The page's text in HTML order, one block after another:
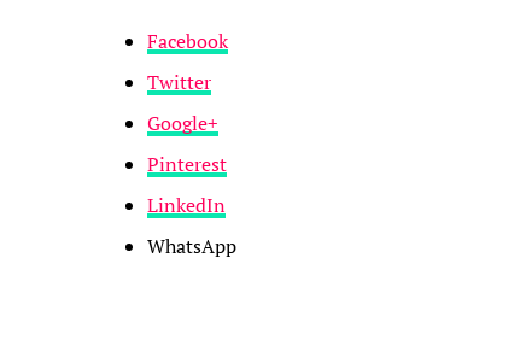
Facebook
Twitter
Google+
Pinterest
LinkedIn
WhatsApp